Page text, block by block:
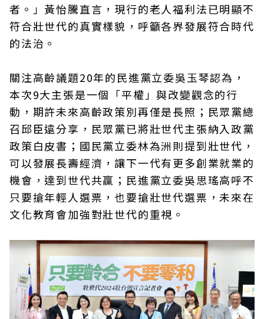
者。」黃怡騰直言，現行的老人福利法已明顯不
符合壯世代的真實樣貌，呼籲各界發展符合時代
的法治。
關注高齡議題20年的民進黨立委吳玉琴認為，
本次9大主張是一個「平權」與改變觀念的行
動，期許未來高齡政策別再僅是長照；民眾黨總
召邱臣遠分享，民眾黨已將壯世代主張納入政黨
政策白皮書；國民黨立委林為洲則提到壯世代，
可以發展長壽經濟，讓下一代有更多創業就業的
機會，達到世代共贏；民進黨立委吳思瑤高呼不
只要搶年輕人選票，也要搶壯世代選票，未來在
文化教育會加強對壯世代的重視。